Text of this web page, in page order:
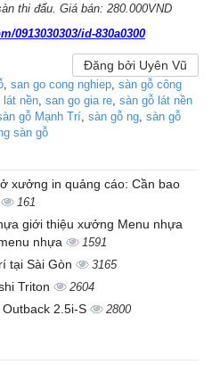
thi đấu. Giá bán: 280.000VND
0913030303/id-830a0300
Đăng bởi Uyên Vũ
san go cong nghiep sàn gỗ công
lát nền san go gia re sàn gỗ lát nền
gỗ Mạnh Trí sàn gỗ ng sàn gỗ
sàn gỗ
xưởng in quảng cáo: Cần bao
161
giới thiệu xưởng Menu nhựa
nhựa
1591
tại Sài Gòn
3165
Triton
2604
2.5i-S 2800